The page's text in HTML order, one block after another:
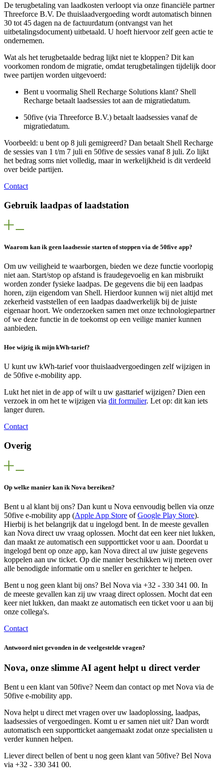
De terugbetaling van laadkosten verloopt via onze financiële partner
Threeforce B.V. De thuislaadvergoeding wordt automatisch binnen
30 tot 45 dagen na de factuurdatum (ontvangst van het
uitbetalingsdocument) uitbetaald. U hoeft hiervoor zelf geen actie te
ondernemen.
Wat als het terugbetaalde bedrag lijkt niet te kloppen? Dit kan
voorkomen rondom de migratie, omdat terugbetalingen tijdelijk door
twee partijen worden uitgevoerd:
Bent u voormalig Shell Recharge Solutions klant? Shell
Recharge betaalt laadsessies tot aan de migratiedatum.
50five (via Threeforce B.V.) betaalt laadsessies vanaf de
migratiedatum.
Voorbeeld: u bent op 8 juli gemigreerd? Dan betaalt Shell Recharge
de sessies van 1 t/m 7 juli en 50five de sessies vanaf 8 juli. Zo lijkt
het bedrag soms niet volledig, maar in werkelijkheid is dit verdeeld
over beide partijen.
Contact
Gebruik laadpas of laadstation
Waarom kan ik geen laadsessie starten of stoppen via de 50five app?
Om uw veiligheid te waarborgen, bieden we deze functie voorlopig
niet aan. Start/stop op afstand is fraudegevoelig en kan misbruikt
worden zonder fysieke laadpas. De gegevens die bij een laadpas
horen, zijn eigendom van Shell. Hierdoor kunnen wij niet altijd met
zekerheid vaststellen of een laadpas daadwerkelijk bij de juiste
eigenaar hoort. We onderzoeken samen met onze technologiepartner
of we deze functie in de toekomst op een veilige manier kunnen
aanbieden.
Hoe wijzig ik mijn kWh-tarief?
U kunt uw kWh-tarief voor thuislaadvergoedingen zelf wijzigen in
de 50five e‑mobility app.
Lukt het niet in de app of wilt u uw gasttarief wijzigen? Dien een
verzoek in om het te wijzigen via dit formulier. Let op: dit kan iets
langer duren.
Contact
Overig
Op welke manier kan ik Nova bereiken?
Bent u al klant bij ons? Dan kunt u Nova eenvoudig bellen via onze
50five e‑mobility app (Apple App Store ofGoogle Play Store).
Hierbij is het belangrijk dat u ingelogd bent. In de meeste gevallen
kan Nova direct uw vraag oplossen. Mocht dat een keer niet lukken,
dan maakt ze automatisch een supportticket voor u aan. Doordat u
ingelogd bent op onze app, kan Nova direct al uw juiste gegevens
koppelen aan uw ticket. Op die manier beschikken wij meteen over
alle benodigde informatie om u sneller en gerichter te helpen.
Bent u nog geen klant bij ons? Bel Nova via +32 - 330 341 00. In
de meeste gevallen kan zij uw vraag direct oplossen. Mocht dat een
keer niet lukken, dan maakt ze automatisch een ticket voor u aan bij
onze collega's.
Contact
Antwoord niet gevonden in de veelgestelde vragen?
Nova, onze slimme AI agent helpt u direct verder
Bent u een klant van 50five? Neem dan contact op met Nova via de
50five e‑mobility app.
Nova helpt u direct met vragen over uw laadoplossing, laadpas,
laadsessies of vergoedingen. Komt u er samen niet uit? Dan wordt
automatisch een supportticket aangemaakt zodat onze specialisten u
verder kunnen helpen.
Liever direct bellen of bent u nog geen klant van 50five? Bel Nova
via +32 - 330 341 00.